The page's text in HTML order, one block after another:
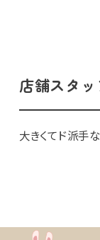
店舗スタッ
大きくてド派手